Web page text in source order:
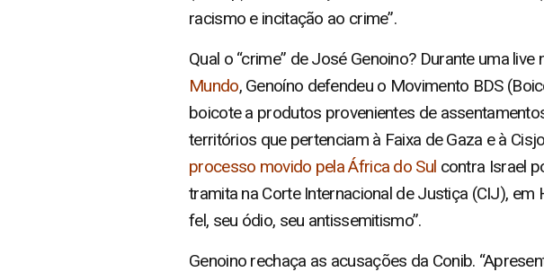
racismo e incitação ao crime”.
Qual o “crime” de José Genoino? Durante uma
Mundo, Genoíno defendeu o Movimento BDS
boicote a produtos provenientes de
territórios que pertenciam à Faixa de Gaza e à
processo movido pela África do Sul contra Israel
tramita na Corte Internacional de Justiça (CIJ),
fel, seu ódio, seu antissemitismo”.
Genoino rechaça as acusações da Conib.